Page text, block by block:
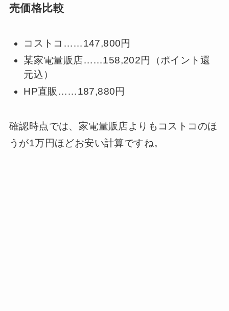
売価格比較
コストコ……147,800円
某家電量販店……158,202円（ポイント還
元込）
HP直販……187,880円
確認時点では、家電量販店よりもコストコのほ
うが1万円ほどお安い計算ですね。